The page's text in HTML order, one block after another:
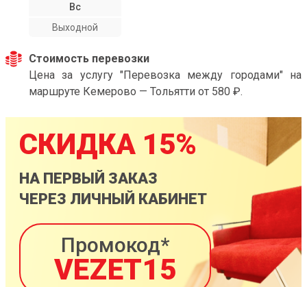
Вс
Выходной
Стоимость перевозки
Цена за услугу "Перевозка между городами" на
маршруте Кемерово — Тольятти от 580 ₽.
СКИДКА 15%
НА ПЕРВЫЙ ЗАКАЗ
ЧЕРЕЗ ЛИЧНЫЙ КАБИНЕТ
Промокод*
VEZET15